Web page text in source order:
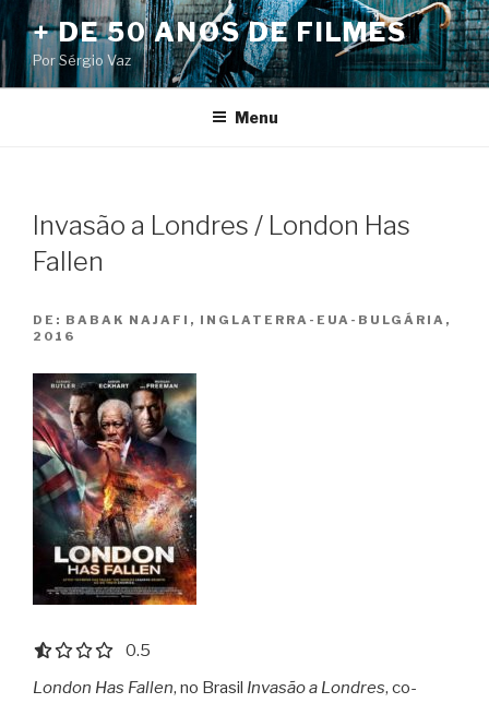
Pular
para
o
conteúdo
+ DE 50 ANOS DE FILMES
Por Sérgio Vaz
Menu
Invasão a Londres / London Has
Fallen
DE: BABAK NAJAFI, INGLATERRA-EUA-BULGÁRIA,
2016
0.5 out of 5.0 stars
0.5
London Has Fallen, no Brasil Invasão a Londres, co-